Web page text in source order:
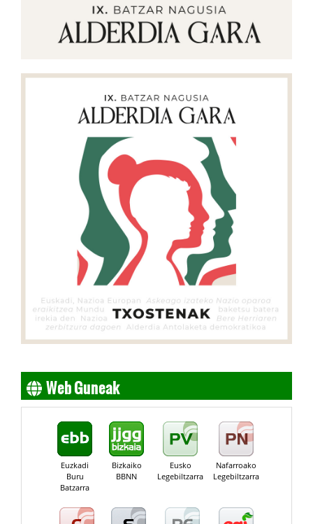
Web Guneak
Euzkadi
Buru
Batzarra
Bizkaiko
BBNN
Eusko
Legebiltzarra
Nafarroako
Legebiltzarra